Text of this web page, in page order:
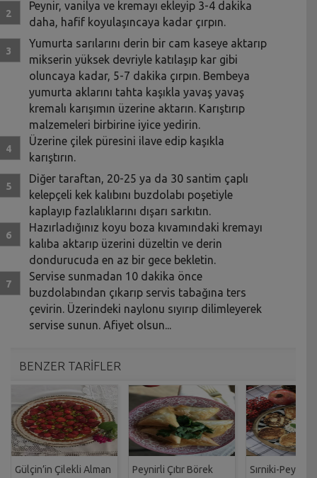
Peynir, vanilya ve kremayı ekleyip 3-4 dakika
daha, hafif koyulaşıncaya kadar çırpın.
Yumurta sarılarını derin bir cam kaseye aktarıp
mikserin yüksek devriyle katılaşıp kar gibi
oluncaya kadar, 5-7 dakika çırpın. Bembeya
yumurta aklarını tahta kaşıkla yavaş yavaş
kremalı karışımın üzerine aktarın. Karıştırıp
malzemeleri birbirine iyice yedirin.
Üzerine çilek püresini ilave edip kaşıkla
karıştırın.
Diğer taraftan, 20-25 ya da 30 santim çaplı
kelepçeli kek kalıbını buzdolabı poşetiyle
kaplayıp fazlalıklarını dışarı sarkıtın.
Hazırladığınız koyu boza kıvamındaki kremayı
kalıba aktarıp üzerini düzeltin ve derin
dondurucuda en az bir gece bekletin.
Servise sunmadan 10 dakika önce
buzdolabından çıkarıp servis tabağına ters
çevirin. Üzerindeki naylonu sıyırıp dilimleyerek
servise sunun. Afiyet olsun...
BENZER TARİFLER
Gülçin’in Çilekli Alman
Peynirli Çıtır Börek
Sırniki-Peynirli